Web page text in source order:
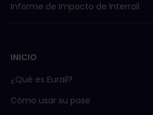
Informe de Impacto de Interrail
INICIO
¿Qué es Eurail?
Cómo usar su pase